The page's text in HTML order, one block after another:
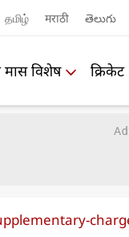
தமிழ் मराठी తెలుగు
मास विशेष क्रिकेट